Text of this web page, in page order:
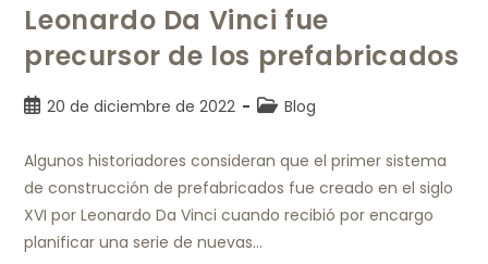
Leonardo Da Vinci fue
precursor de los prefabricados
20 de diciembre de 2022 Blog
Algunos historiadores consideran que el primer sistema
de construcción de prefabricados fue creado en el siglo
XVI por Leonardo Da Vinci cuando recibió por encargo
planificar una serie de nuevas…